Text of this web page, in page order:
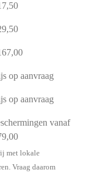
op aanvraag
op aanvraag
vanaf
met lokale
Vraag daarom